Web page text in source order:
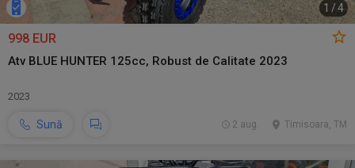
1 /4
998 EUR
Atv BLUE HUNTER 125cc, Robust de Calitate 2023
2023
Sună Timisoara, TM
2 aug.